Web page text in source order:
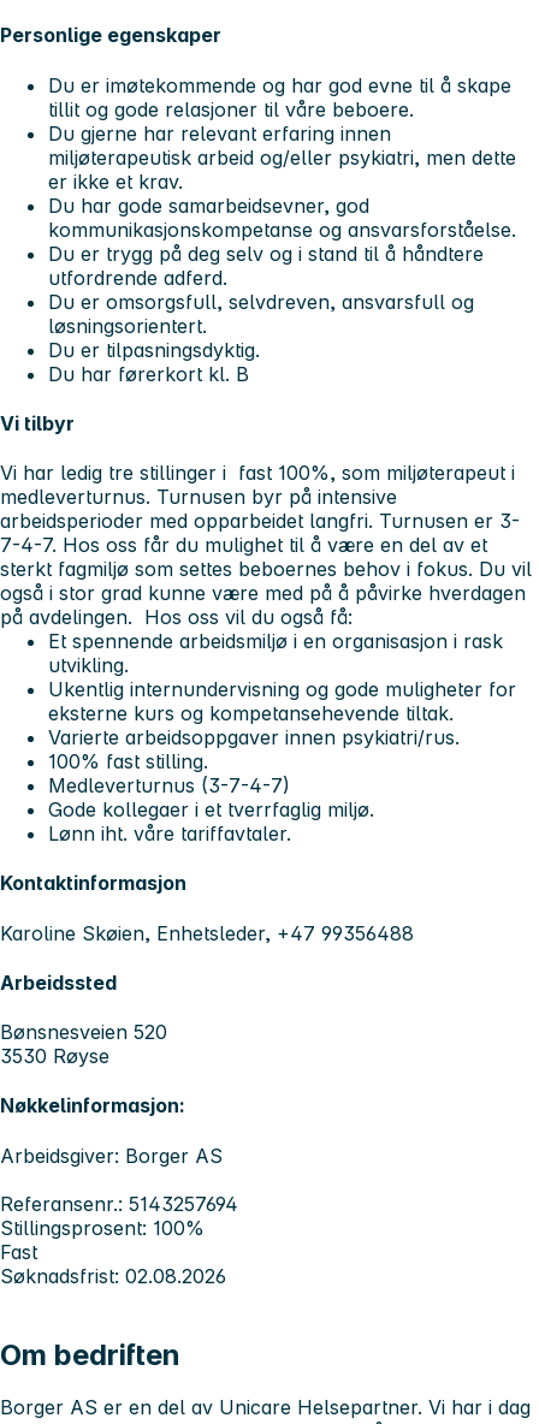
Personlige egenskaper
Du er imøtekommende og har god evne til å skape
tillit og gode relasjoner til våre beboere.
Du gjerne har relevant erfaring innen
miljøterapeutisk arbeid og/eller psykiatri, men dette
er ikke et krav.
Du har gode samarbeidsevner, god
kommunikasjonskompetanse og ansvarsforståelse.
Du er trygg på deg selv og i stand til å håndtere
utfordrende adferd.
Du er omsorgsfull, selvdreven, ansvarsfull og
løsningsorientert.
Du er tilpasningsdyktig.
Du har førerkort kl. B
Vi tilbyr
Vi har ledig tre stillinger i fast 100%, som miljøterapeut i
medleverturnus. Turnusen byr på intensive
arbeidsperioder med opparbeidet langfri. Turnusen er 3-
7-4-7. Hos oss får du mulighet til å være en del av et
sterkt fagmiljø som settes beboernes behov i fokus. Du vil
også i stor grad kunne være med på å påvirke hverdagen
på avdelingen. Hos oss vil du også få:
Et spennende arbeidsmiljø i en organisasjon i rask
utvikling.
Ukentlig internundervisning og gode muligheter for
eksterne kurs og kompetansehevende tiltak.
Varierte arbeidsoppgaver innen psykiatri/rus.
100% fast stilling.
Medleverturnus (3-7-4-7)
Gode kollegaer i et tverrfaglig miljø.
Lønn iht. våre tariffavtaler.
Kontaktinformasjon
Karoline Skøien, Enhetsleder, +47 99356488
Arbeidssted
Bønsnesveien 520
3530 Røyse
Nøkkelinformasjon:
Arbeidsgiver: Borger AS
Referansenr.: 5143257694
Stillingsprosent: 100%
Fast
Søknadsfrist: 02.08.2026
Om bedriften
Borger AS er en del av Unicare Helsepartner. Vi har i dag